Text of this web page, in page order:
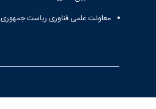
معاونت علمی فناوری ریاست جمهوری